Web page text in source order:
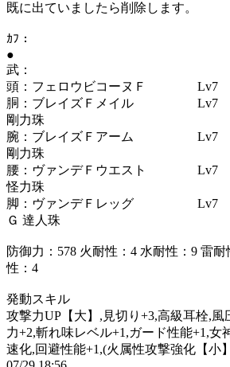
既に出ていましたら削除します。
ｶﾌ： 匠カフ
●
武： ○
頭：フェロウビコーヌＦ Lv7
胴：ブレイズＦメイル Lv7
剛力珠
腕：ブレイズＦアーム Lv7
剛力珠
腰：ヴァンデＦウエスト Lv7
怪力珠
脚：ヴァンデＦレッグ Lv7
Ｇ 達人珠
防御力：578 火耐性：4 水耐性：9 雷
性：4
発動スキル
攻撃力UP【大】,見切り+3,高級耳栓,
力+2,斬れ味レベル+1,ガード性能+1,女
速化,回避性能+1,(火属性攻撃強化【小